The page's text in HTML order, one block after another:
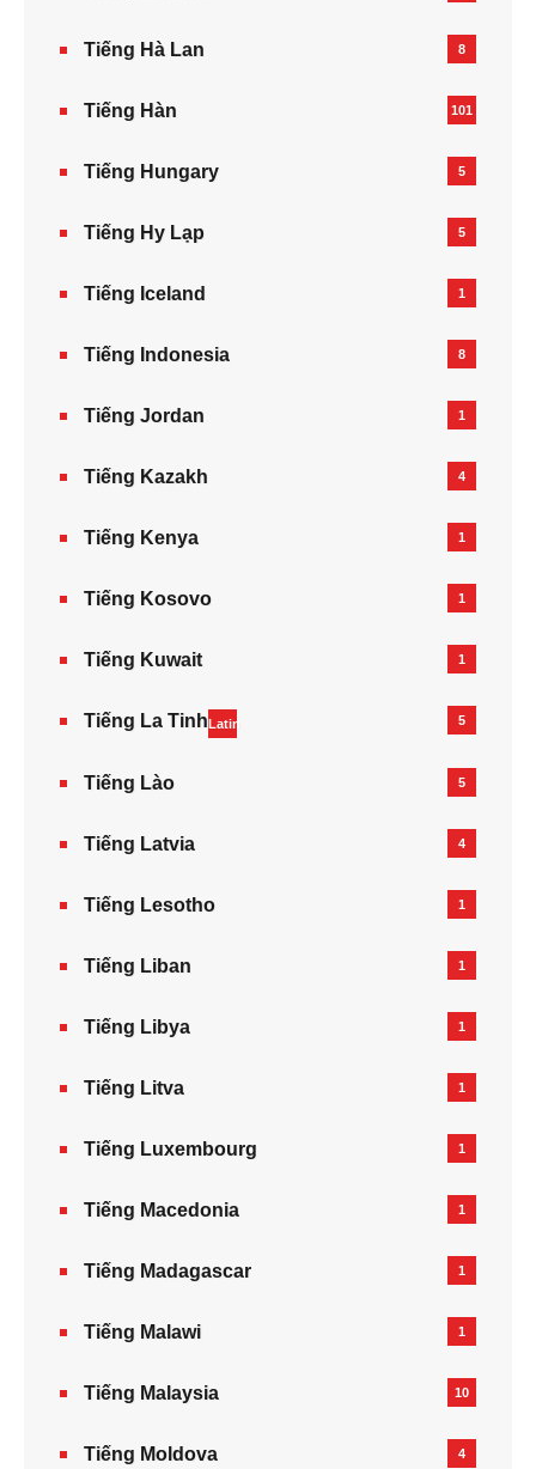
Tiếng Hà Lan 8
Tiếng Hàn 101
Tiếng Hungary 5
Tiếng Hy Lạp 5
Tiếng Iceland 1
Tiếng Indonesia 8
Tiếng Jordan 1
Tiếng Kazakh‎ 4
Tiếng Kenya 1
Tiếng Kosovo 1
Tiếng Kuwait 1
Tiếng La TinhLatin 5
Tiếng Lào 5
Tiếng Latvia 4
Tiếng Lesotho 1
Tiếng Liban 1
Tiếng Libya 1
Tiếng Litva 1
Tiếng Luxembourg 1
Tiếng Macedonia 1
Tiếng Madagascar 1
Tiếng Malawi 1
Tiếng Malaysia 10
Tiếng Moldova 4